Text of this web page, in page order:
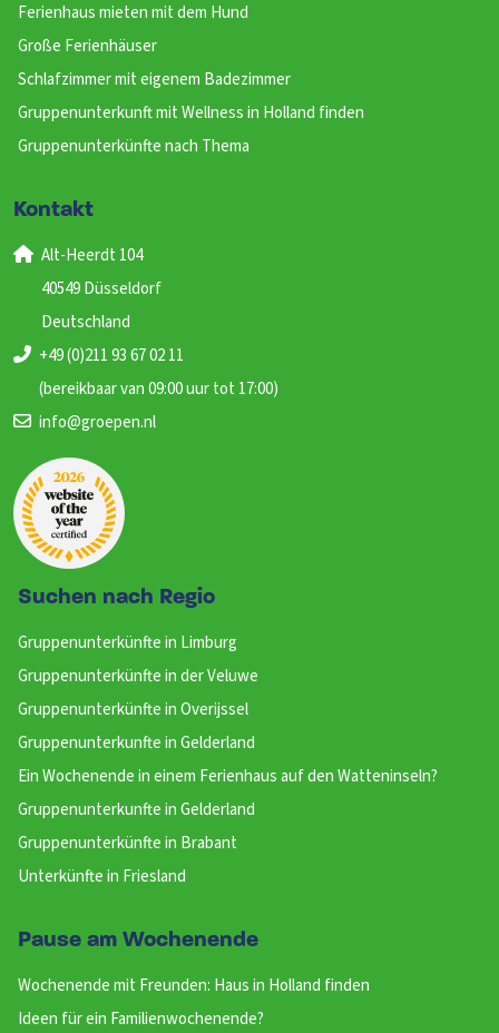
Ferienhaus mieten mit dem Hund
Große Ferienhäuser
Schlafzimmer mit eigenem Badezimmer
Gruppenunterkunft mit Wellness in Holland finden
Gruppenunterkünfte nach Thema
Kontakt
Alt-Heerdt 104
40549 Düsseldorf
Deutschland
+49 (0)211 93 67 02 11
(bereikbaar van 09:00 uur tot 17:00)
info@groepen.nl
Suchen nach Regio
Gruppenunterkünfte in Limburg
Gruppenunterkünfte in der Veluwe
Gruppenunterkünfte in Overijssel
Gruppenunterkunfte in Gelderland
Ein Wochenende in einem Ferienhaus auf den Watteninseln?
Gruppenunterkunfte in Gelderland
Gruppenunterkünfte in Brabant
Unterkünfte in Friesland
Pause am Wochenende
Wochenende mit Freunden: Haus in Holland finden
Ideen für ein Familienwochenende?